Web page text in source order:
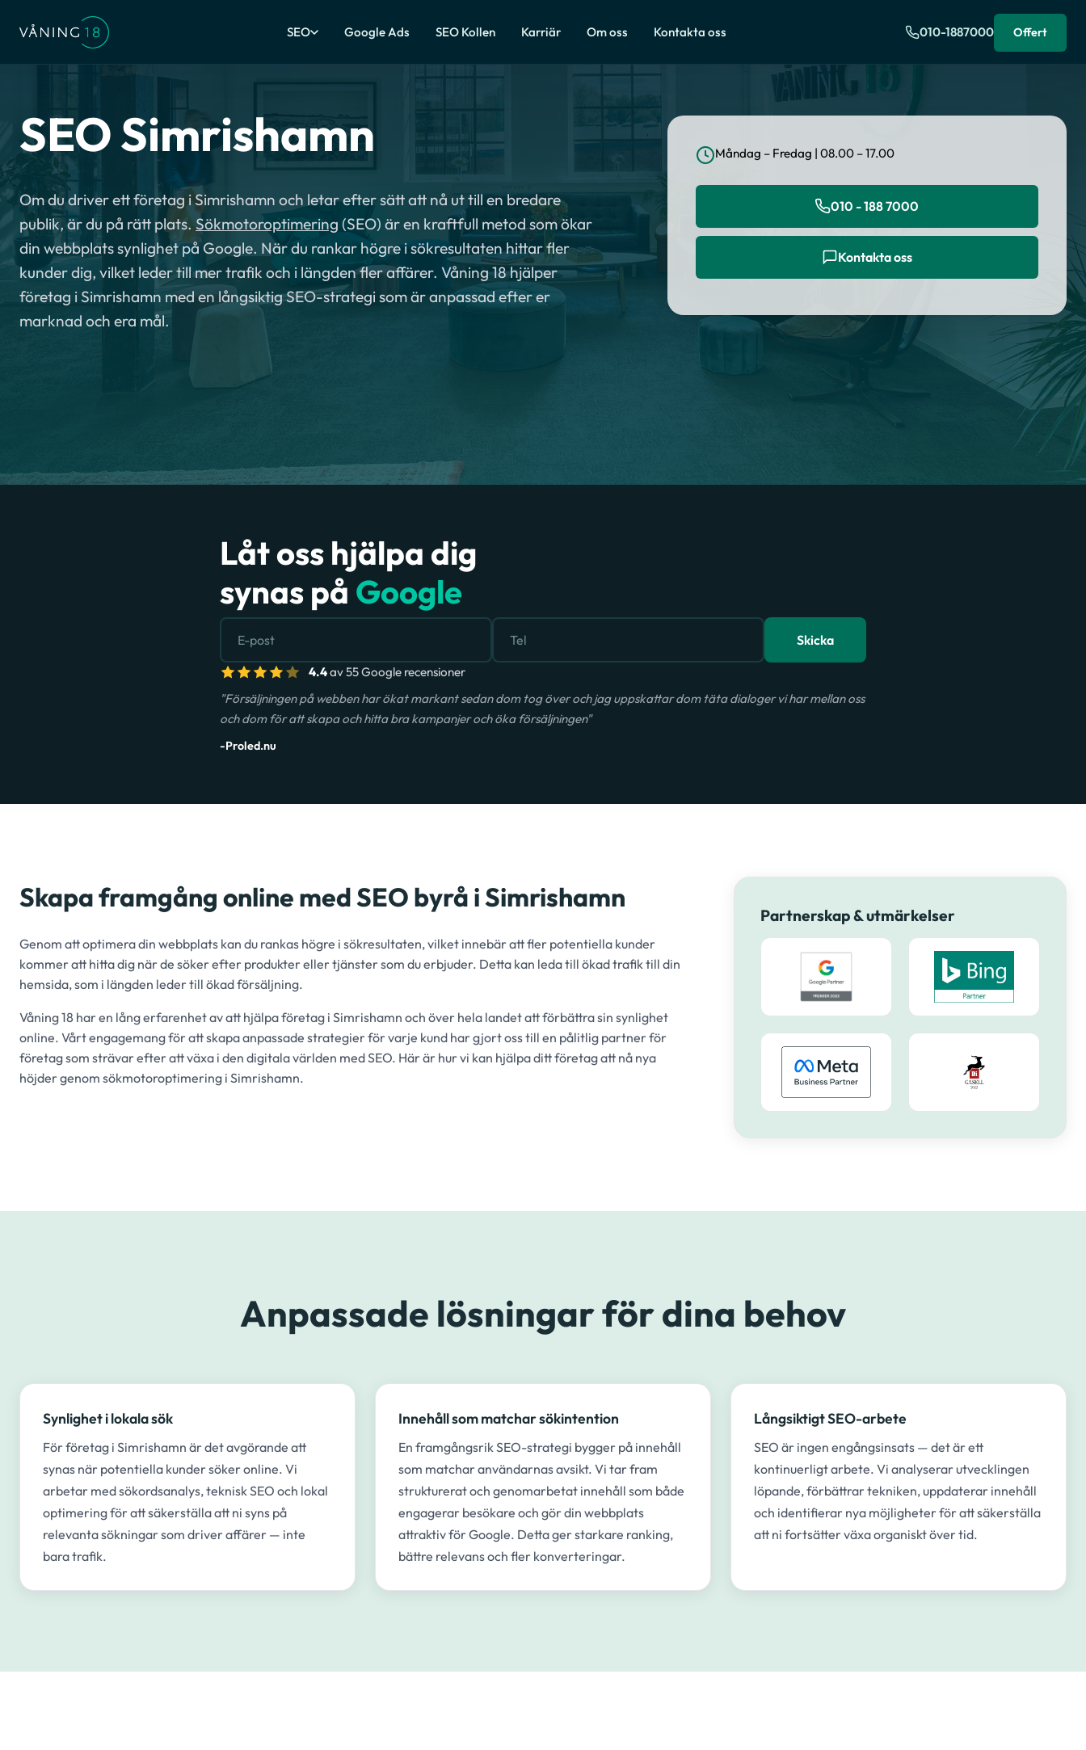
SEO Google Ads SEO Kollen Karriär Om oss Kontakta oss 010-1887000 Offert
SEO Simrishamn
Om du driver ett företag i Simrishamn och letar efter sätt att nå ut till en bredare
publik, är du på rätt plats.Sökmotoroptimering (SEO) är en kraftfull metod som ökar
din webbplats synlighet på Google. När du rankar högre i sökresultaten hittar fler
kunder dig, vilket leder till mer trafik och i längden fler affärer. Våning 18 hjälper
företag i Simrishamn med en långsiktig SEO-strategi som är anpassad efter er
marknad och era mål.
Måndag – Fredag | 08.00 – 17.00
010 - 188 7000
Kontakta oss
Låt oss hjälpa dig
synas på Google
Skicka
4.4av 55 Google recensioner
"Försäljningen på webben har ökat markant sedan dom tog över och jag uppskattar dom täta dialoger vi har mellan oss
och dom för att skapa och hitta bra kampanjer och öka försäljningen"
-Proled.nu
Skapa framgång online med SEO byrå i Simrishamn
Genom att optimera din webbplats kan du rankas högre i sökresultaten, vilket innebär att fler potentiella kunder
kommer att hitta dig när de söker efter produkter eller tjänster som du erbjuder. Detta kan leda till ökad trafik till din
hemsida, som i längden leder till ökad försäljning.
Våning 18 har en lång erfarenhet av att hjälpa företag i Simrishamn och över hela landet att förbättra sin synlighet
online. Vårt engagemang för att skapa anpassade strategier för varje kund har gjort oss till en pålitlig partner för
företag som strävar efter att växa i den digitala världen med SEO. Här är hur vi kan hjälpa ditt företag att nå nya
höjder genom sökmotoroptimering i Simrishamn.
Partnerskap & utmärkelser
Anpassade lösningar för dina behov
Synlighet i lokala sök
För företag i Simrishamn är det avgörande att
synas när potentiella kunder söker online. Vi
arbetar med sökordsanalys, teknisk SEO och lokal
optimering för att säkerställa att ni syns på
relevanta sökningar som driver affärer — inte
bara trafik.
Innehåll som matchar sökintention
En framgångsrik SEO-strategi bygger på innehåll
som matchar användarnas avsikt. Vi tar fram
strukturerat och genomarbetat innehåll som både
engagerar besökare och gör din webbplats
attraktiv för Google. Detta ger starkare ranking,
bättre relevans och fler konverteringar.
Långsiktigt SEO-arbete
SEO är ingen engångsinsats — det är ett
kontinuerligt arbete. Vi analyserar utvecklingen
löpande, förbättrar tekniken, uppdaterar innehåll
och identifierar nya möjligheter för att säkerställa
att ni fortsätter växa organiskt över tid.